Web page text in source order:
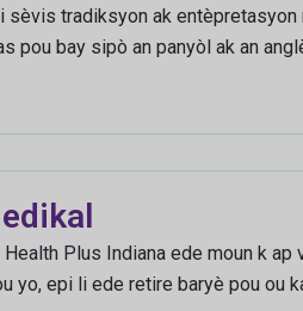
sèvis tradiksyon ak
pou bay sipò an panyòl ak an
Plus Indiana ede moun k
yo, epi li ede retire baryè pou ou